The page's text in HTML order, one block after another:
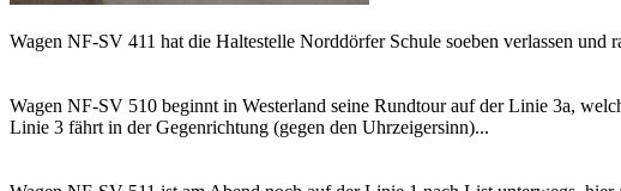
Wagen NF-SV 411 hat die Haltestelle Norddörfer Schule soeben verlassen
Wagen NF-SV 510 beginnt in Westerland seine Rundtour auf der Linie 3a,
Linie 3 fährt in der Gegenrichtung (gegen den Uhrzeigersinn)...